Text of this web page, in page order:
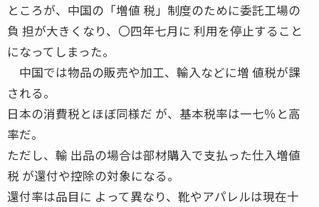
ところが、中国の「増値 税」制度のために委託工場の
負 担が大きくなり、〇四年七月に 利用を停止すること
になってしまった。
中国では物品の販売や加工、輸入などに増 値税が課
される。
日本の消費税とほぼ同様だ が、基本税率は一七％と高
率だ。
ただし、輸 出品の場合は部材購入で支払った仕入増値
税 が還付や控除の対象になる。
還付率は品目に よって異なり、靴やアパレルは現在十